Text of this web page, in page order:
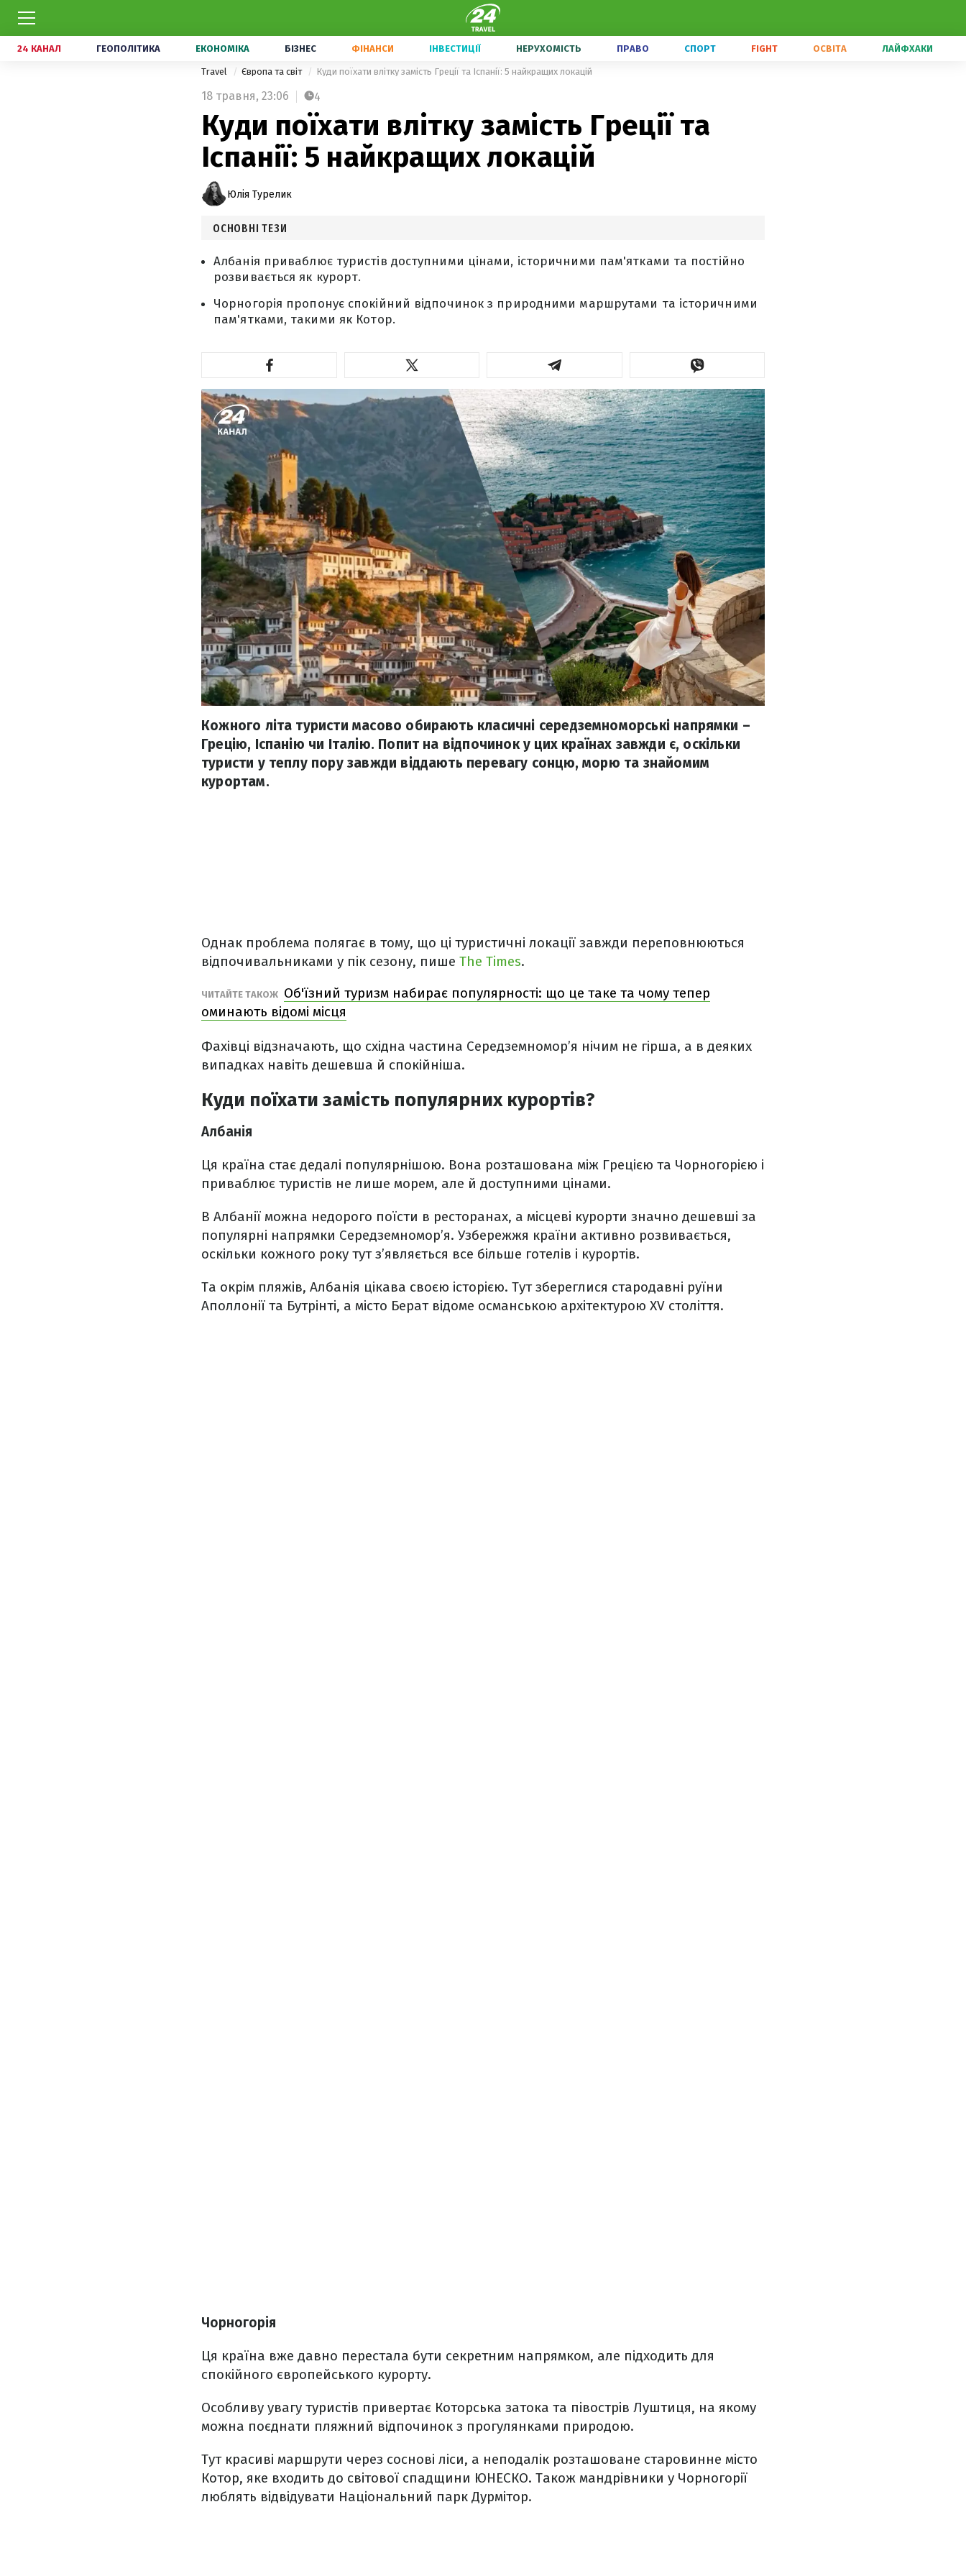
24 КАНАЛ ГЕОПОЛІТИКА ЕКОНОМІКА БІЗНЕС ФІНАНСИ ІНВЕСТИЦІЇ НЕРУХОМІСТЬ ПРАВО СПОРТ FIGHT ОСВІТА ЛАЙФХАКИ
Travel Європа та світ Куди поїхати влітку замість Греції та Іспанії: 5 найкращих локацій
18 травня, 23:06 4
Куди поїхати влітку замість Греції та
Іспанії: 5 найкращих локацій
Юлія Турелик
ОСНОВНІ ТЕЗИ
Албанія приваблює туристів доступними цінами, історичними пам'ятками та постійно
розвивається як курорт.
Чорногорія пропонує спокійний відпочинок з природними маршрутами та історичними
пам'ятками, такими як Котор.
Кожного літа туристи масово обирають класичні середземноморські напрямки –
Грецію, Іспанію чи Італію. Попит на відпочинок у цих країнах завжди є, оскільки
туристи у теплу пору завжди віддають перевагу сонцю, морю та знайомим
курортам.
Однак проблема полягає в тому, що ці туристичні локації завжди переповнюються
відпочивальниками у пік сезону, пише The Times.
ЧИТАЙТЕ ТАКОЖ Об'їзний туризм набирає популярності: що це таке та чому тепер
оминають відомі місця
Фахівці відзначають, що східна частина Середземномор’я нічим не гірша, а в деяких
випадках навіть дешевша й спокійніша.
Куди поїхати замість популярних курортів?
Албанія
Ця країна стає дедалі популярнішою. Вона розташована між Грецією та Чорногорією і
приваблює туристів не лише морем, але й доступними цінами.
В Албанії можна недорого поїсти в ресторанах, а місцеві курорти значно дешевші за
популярні напрямки Середземномор’я. Узбережжя країни активно розвивається,
оскільки кожного року тут з’являється все більше готелів і курортів.
Та окрім пляжів, Албанія цікава своєю історією. Тут збереглися стародавні руїни
Аполлонії та Бутрінті, а місто Берат відоме османською архітектурою XV століття.
Чорногорія
Ця країна вже давно перестала бути секретним напрямком, але підходить для
спокійного європейського курорту.
Особливу увагу туристів привертає Которська затока та півострів Луштиця, на якому
можна поєднати пляжний відпочинок з прогулянками природою.
Тут красиві маршрути через соснові ліси, а неподалік розташоване старовинне місто
Котор, яке входить до світової спадщини ЮНЕСКО. Також мандрівники у Чорногорії
люблять відвідувати Національний парк Дурмітор.